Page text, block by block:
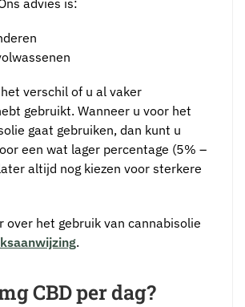
verschil of u al vaker
gebruikt. Wanneer u voor het
gaat gebruiken, dan kunt u
een wat lager percentage (5% –
altijd nog kiezen voor sterkere
over het gebruik van cannabisolie
.
CBD per dag?